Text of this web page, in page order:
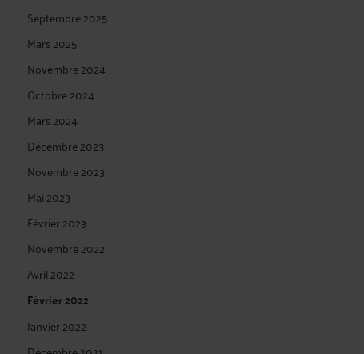
Septembre 2025
Mars 2025
Novembre 2024
Octobre 2024
Mars 2024
Décembre 2023
Novembre 2023
Mai 2023
Février 2023
Novembre 2022
Avril 2022
Février 2022
Janvier 2022